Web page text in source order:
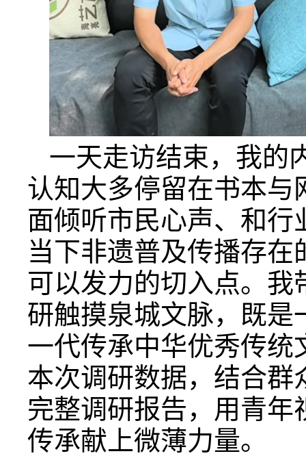
一天走访结束，我的
认知大多停留在书本与
面倾听市民心声、和
当下非遗普及传播存
可以发力的切入点。
研触摸泉城文脉，既是
一代传承中华优秀传统
本次调研数据，结合群
完整调研报告，用青
传承献上微薄力量。